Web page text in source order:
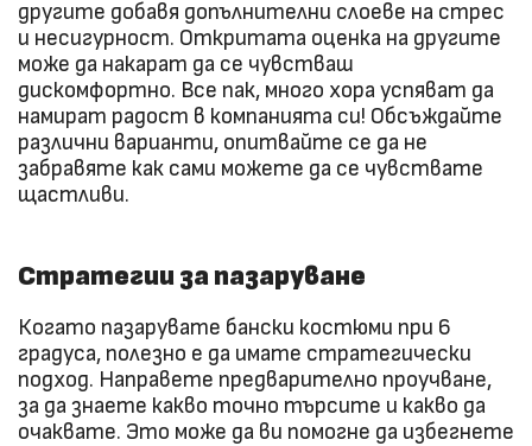
другите добавя допълнителни слоеве на стрес
и несигурност. Откритата оценка на другите
може да накарат да се чувстваш
дискомфортно. Все пак, много хора успяват да
намират радост в компанията си! Обсъждайте
различни варианти, опитвайте се да не
забравяте как сами можете да се чувствате
щастливи.
Стратегии за пазаруване
Когато пазарувате бански костюми при 6
градуса, полезно е да имате стратегически
подход. Направете предварително проучване,
за да знаете какво точно търсите и какво да
очаквате. Это може да ви помогне да избегнете